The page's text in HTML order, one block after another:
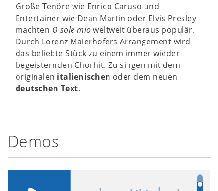
Große Tenöre wie Enrico Caruso und
Entertainer wie Dean Martin oder Elvis Presley
machten O sole mio weltweit überaus populär.
Durch Lorenz Maierhofers Arrangement wird
das beliebte Stück zu einem immer wieder
begeisternden Chorhit. Zu singen mit dem
originalen italienischen oder dem neuen
deutschen Text.
Demos